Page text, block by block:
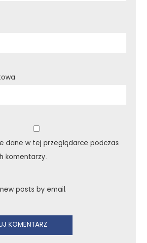
dane w tej przeglądarce podczas
komentarzy.
posts by email.